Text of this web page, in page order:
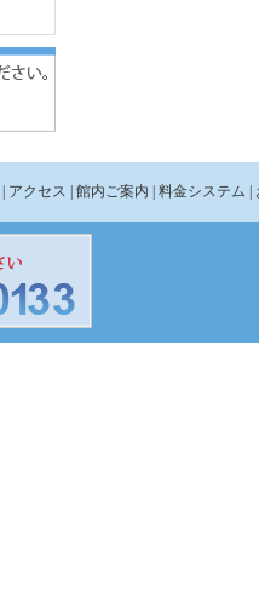
| アクセス | 館内ご案内 | 料金システム